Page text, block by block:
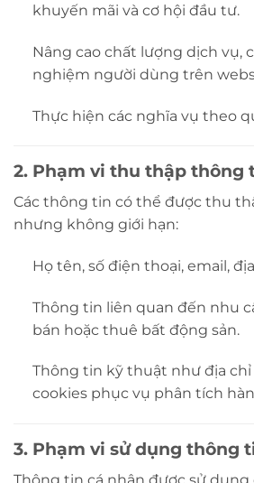
khuyến mãi và cơ hội đầu tư.
Nâng cao chất lượng dịch vụ,
nghiệm người dùng trên
Thực hiện các nghĩa vụ theo
2. Phạm vi thu thập thông
Các thông tin có thể được thu
nhưng không giới hạn:
Họ tên, số điện thoại, email,
Thông tin liên quan đến nhu
bán hoặc thuê bất động sản.
Thông tin kỹ thuật như địa chỉ
cookies phục vụ phân tích
3. Phạm vi sử dụng thông